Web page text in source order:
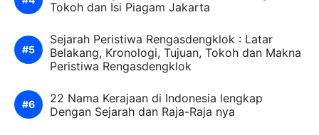
Tokoh dan Isi Piagam Jakarta
Sejarah Peristiwa Rengasdengklok : Latar
Belakang, Kronologi, Tujuan, Tokoh dan Makna
Peristiwa Rengasdengklok
22 Nama Kerajaan di Indonesia lengkap
Dengan Sejarah dan Raja-Raja nya